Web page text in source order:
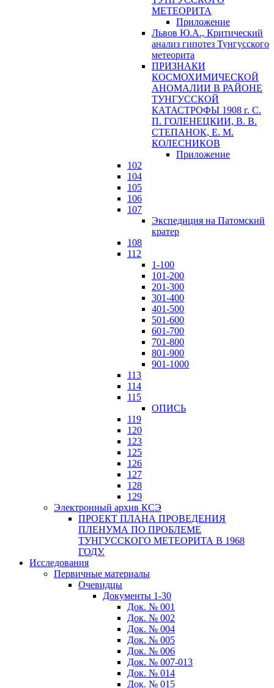
MЕТЕОРИТА
Приложение
Львов Ю.A., Критический
анализ гипотез Тунгусского
метеорита
ПРИЗНАКИ
КОСМОХИМИЧЕСКОЙ
АНОМАЛИИ В РАЙОНЕ
ТУНГУССКОЙ
КАТАСТРОФЫ 1908 г. С.
П. ГОЛЕНЕЦКИИ, В. В.
СТЕПАНОК, Е. М.
КОЛЕСНИКОВ
Приложение
102
104
105
106
107
Экспедиция на Патомский
кратер
108
112
1-100
101-200
201-300
301-400
401-500
501-600
601-700
701-800
801-900
901-1000
113
114
115
ОПИСЬ
119
120
123
125
126
127
128
129
Электронный архив КСЭ
ПРОЕКТ ПЛАНА ПРОВЕДЕНИЯ
ПЛЕНУМА ПО ПРОБЛЕМЕ
ТУНГУССКОГО МЕТЕОРИТА В 1968
ГОДУ.
Исследования
Первичные материалы
Очевидцы
Документы 1-30
Док. № 001
Док. № 002
Док. № 004
Док. № 005
Док. № 006
Док. № 007-013
Док. № 014
Док. № 015